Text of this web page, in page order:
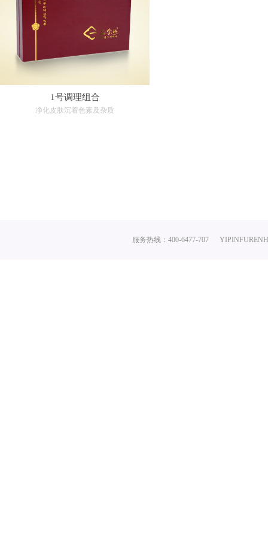
1号调理组合
净化皮肤沉着色素及杂质
服务热线：400-6477-707